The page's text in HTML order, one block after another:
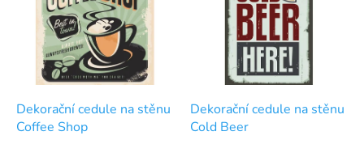
Dekorační cedule na stěnu
Coffee Shop
Dekorační cedule na stěnu
Cold Beer